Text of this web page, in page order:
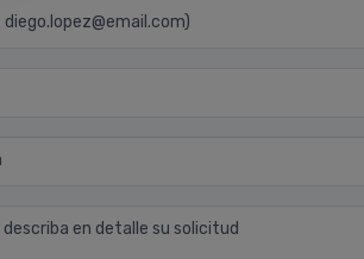
diego.lopez@email.com)
en detalle su solicitud